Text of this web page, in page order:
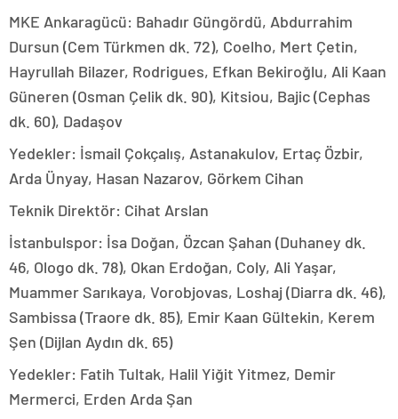
MKE Ankaragücü: Bahadır Güngördü, Abdurrahim
Dursun (Cem Türkmen dk. 72), Coelho, Mert Çetin,
Hayrullah Bilazer, Rodrigues, Efkan Bekiroğlu, Ali Kaan
Güneren (Osman Çelik dk. 90), Kitsiou, Bajic (Cephas
dk. 60), Dadaşov
Yedekler: İsmail Çokçalış, Astanakulov, Ertaç Özbir,
Arda Ünyay, Hasan Nazarov, Görkem Cihan
Teknik Direktör: Cihat Arslan
İstanbulspor: İsa Doğan, Özcan Şahan (Duhaney dk.
46, Ologo dk. 78), Okan Erdoğan, Coly, Ali Yaşar,
Muammer Sarıkaya, Vorobjovas, Loshaj (Diarra dk. 46),
Sambissa (Traore dk. 85), Emir Kaan Gültekin, Kerem
Şen (Dijlan Aydın dk. 65)
Yedekler: Fatih Tultak, Halil Yiğit Yitmez, Demir
Mermerci, Erden Arda Şan